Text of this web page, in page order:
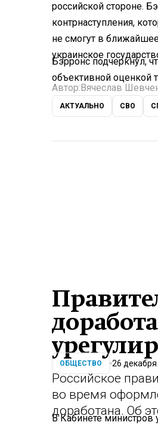
российской стороне.
контрнаступления,
не смогут в
украинское
Бэрронс подчеркнул,
объективной оценкой
Автор:Вячеслав
АКТУАЛЬНО СВО
ОБЩЕСТВО 26
Российское
во время
доработана. Об
В Кабинете